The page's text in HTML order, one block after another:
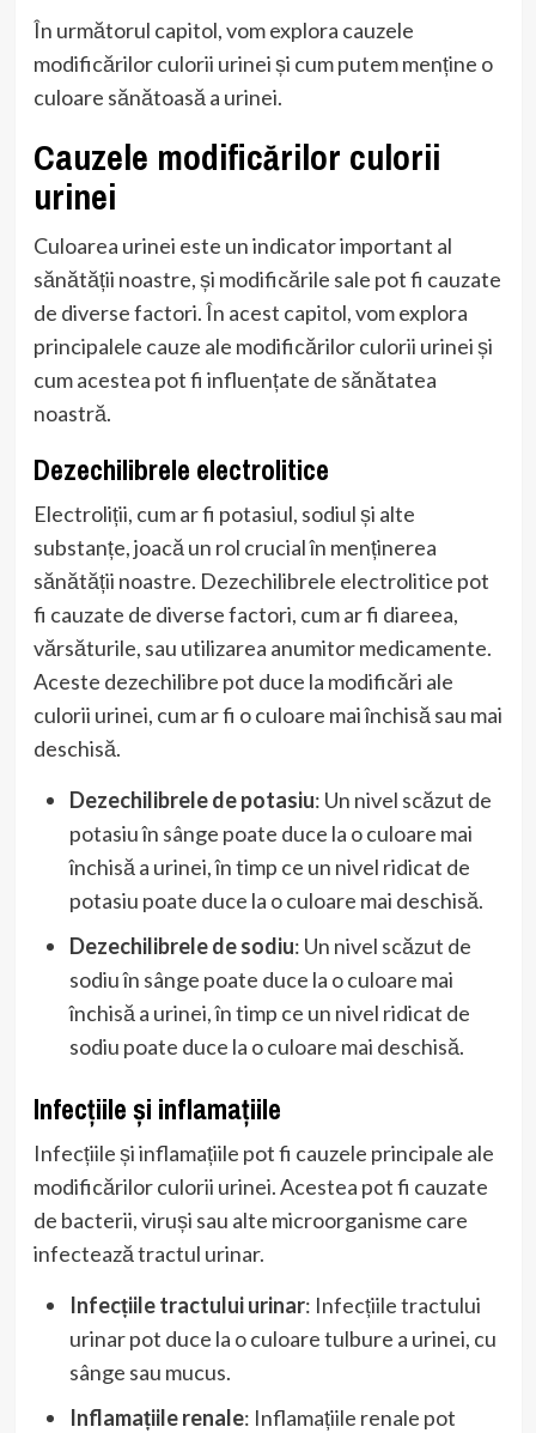
În următorul capitol, vom explora cauzele
modificărilor culorii urinei și cum putem menține o
culoare sănătoasă a urinei.
Cauzele modificărilor culorii
urinei
Culoarea urinei este un indicator important al
sănătății noastre, și modificările sale pot fi cauzate
de diverse factori. În acest capitol, vom explora
principalele cauze ale modificărilor culorii urinei și
cum acestea pot fi influențate de sănătatea
noastră.
Dezechilibrele electrolitice
Electroliții, cum ar fi potasiul, sodiul și alte
substanțe, joacă un rol crucial în menținerea
sănătății noastre. Dezechilibrele electrolitice pot
fi cauzate de diverse factori, cum ar fi diareea,
vărsăturile, sau utilizarea anumitor medicamente.
Aceste dezechilibre pot duce la modificări ale
culorii urinei, cum ar fi o culoare mai închisă sau mai
deschisă.
Dezechilibrele de potasiu: Un nivel scăzut de
potasiu în sânge poate duce la o culoare mai
închisă a urinei, în timp ce un nivel ridicat de
potasiu poate duce la o culoare mai deschisă.
Dezechilibrele de sodiu: Un nivel scăzut de
sodiu în sânge poate duce la o culoare mai
închisă a urinei, în timp ce un nivel ridicat de
sodiu poate duce la o culoare mai deschisă.
Infecțiile și inflamațiile
Infecțiile și inflamațiile pot fi cauzele principale ale
modificărilor culorii urinei. Acestea pot fi cauzate
de bacterii, viruși sau alte microorganisme care
infectează tractul urinar.
Infecțiile tractului urinar: Infecțiile tractului
urinar pot duce la o culoare tulbure a urinei, cu
sânge sau mucus.
Inflamațiile renale: Inflamațiile renale pot